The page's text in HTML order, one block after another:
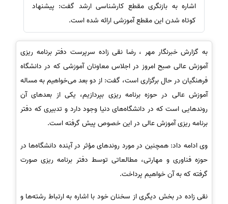
اشاره به بازنگری مقطع کارشناسی ارشد گفت: پیشنهاد
کوتاه شدن این مقطع آموزشی ارائه شده است.
به گزارش خبرنگار مهر ، رضا نقی زاده سرپرست دفتر برنامه ریزی
آموزش عالی صبح امروز در اجلاس معاونان آموزشی که در دانشگاه
فرهنگیان در حال برگزاری است، گفت: از دو بعد می‌خواهیم به مساله
آموزش عالی در حوزه برنامه ریزی بپردازیم، یکی از بعدهای آن
روندهایی است که در دانشگاه‌های دنیا وجود دارد و تدبیری که دفتر
برنامه ریزی آموزش عالی در این خصوص پیش گرفته است.
وی ادامه داد: همچنین در مورد روندهای مؤثر در آینده دانشگاه‌ها در
حوزه فناوری و مهارتی، مطالعاتی توسط دفتر برنامه ریزی صورت
گرفته که به آن خواهیم پرداخت.
نقی زاده در بخش دیگری از سخنان خود با اشاره به ارتباط رشته‌ها و